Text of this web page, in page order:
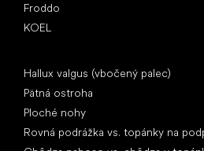
Froddo
KOEL
Hallux valgus (vbočený palec)
Pätná ostroha
Ploché nohy
Rovná podrážka vs. topánky na